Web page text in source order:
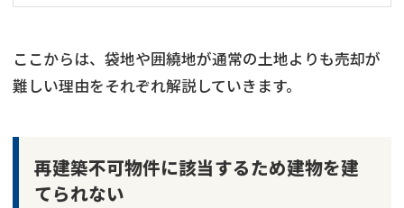
ここからは、袋地や囲繞地が通常の土地よりも売却が
難しい理由をそれぞれ解説していきます。
再建築不可物件に該当するため建物を建
てられない